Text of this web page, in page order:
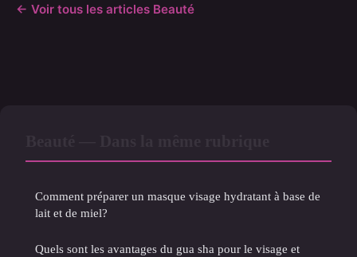
← Voir tous les articles Beauté
Comment préparer un masque visage hydratant à base de
lait et de miel?
Quels sont les avantages du gua sha pour le visage et